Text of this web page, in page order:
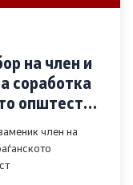
граѓанските
на член и
соработка
општество
член на